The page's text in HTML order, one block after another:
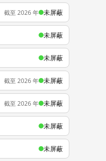
截至 2026 年 未屏蔽
未屏蔽
未屏蔽
截至 2026 年 未屏蔽
截至 2026 年 未屏蔽
未屏蔽
未屏蔽